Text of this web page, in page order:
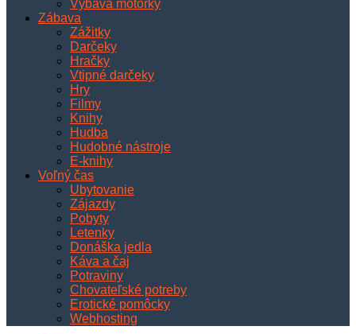
Výbava motorky
Zábava
Zážitky
Darčeky
Hračky
Vtipné darčeky
Hry
Filmy
Knihy
Hudba
Hudobné nástroje
E-knihy
Voľný čas
Ubytovanie
Zájazdy
Pobyty
Letenky
Donáška jedla
Káva a čaj
Potraviny
Chovateľské potreby
Erotické pomôcky
Webhosting